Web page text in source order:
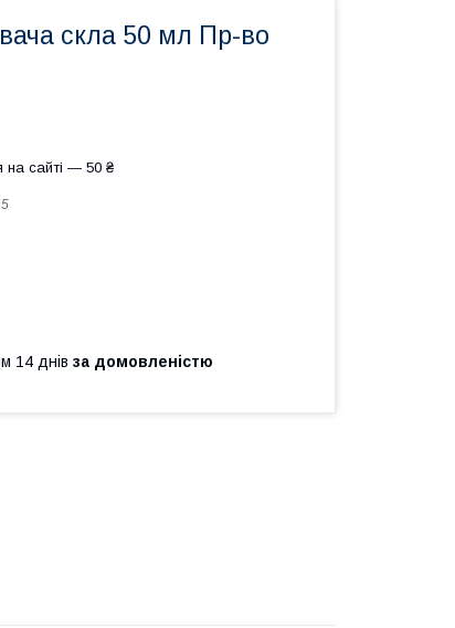
скла 50 мл Пр-во
на сайті — 50 ₴
14 днів за домовленістю